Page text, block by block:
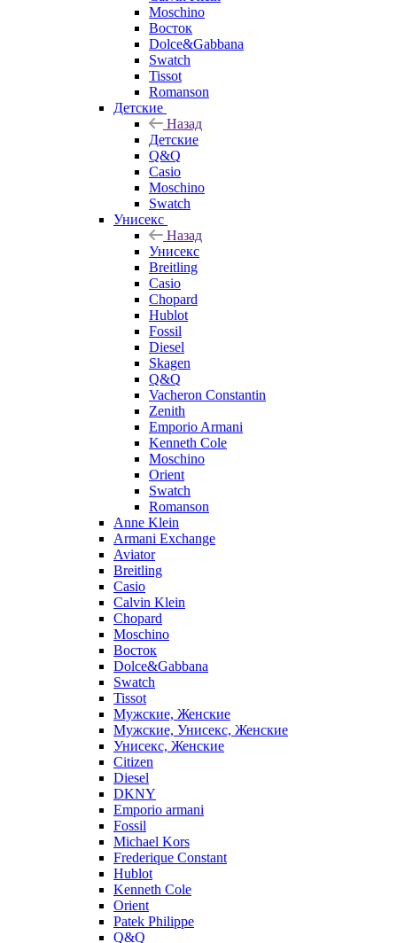
Moschino
Восток
Dolce&Gabbana
Swatch
Tissot
Romanson
Детские
Назад
Детские
Q&Q
Casio
Moschino
Swatch
Унисекс
Назад
Унисекс
Breitling
Casio
Chopard
Hublot
Fossil
Diesel
Skagen
Q&Q
Vacheron Constantin
Zenith
Emporio Armani
Kenneth Cole
Moschino
Orient
Swatch
Romanson
Anne Klein
Armani Exchange
Aviator
Breitling
Casio
Calvin Klein
Chopard
Moschino
Восток
Dolce&Gabbana
Swatch
Tissot
Мужские, Женские
Мужские, Унисекс, Женские
Унисекс, Женские
Citizen
Diesel
DKNY
Emporio armani
Fossil
Michael Kors
Frederique Constant
Hublot
Kenneth Cole
Orient
Patek Philippe
Q&Q